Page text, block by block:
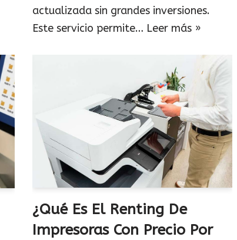
actualizada sin grandes inversiones.
Este servicio permite… Leer más »
¿Qué Es El Renting De
Impresoras Con Precio Por